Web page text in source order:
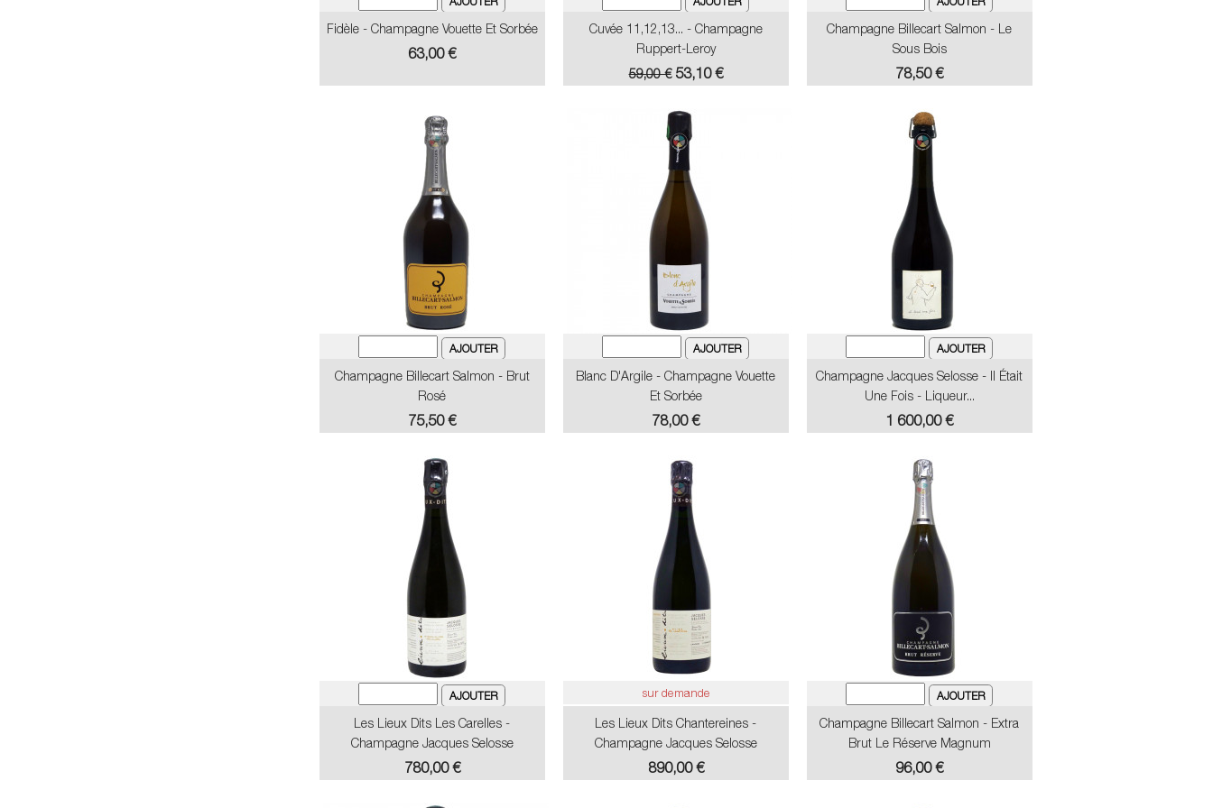
Fidèle - Champagne Vouette Et Sorbée
Prix
63,00 €
Cuvée 11,12,13... - Champagne
Ruppert-Leroy
Prix
de
59,00 € Prix
53,10 €
Champagne Billecart Salmon - Le
Sous Bois
Prix
78,50 €
Champagne Billecart Salmon - Brut
Rosé
Prix
75,50 €
Blanc D'Argile - Champagne Vouette
Et Sorbée
Prix
78,00 €
Champagne Jacques Selosse - Il Était
Une Fois - Liqueur...
Prix
1 600,00 €
Les Lieux Dits Les Carelles -
Champagne Jacques Selosse
Prix
780,00 €
sur demande
Les Lieux Dits Chantereines -
Champagne Jacques Selosse
Prix
890,00 €
Champagne Billecart Salmon - Extra
Brut Le Réserve Magnum
Prix
96,00 €